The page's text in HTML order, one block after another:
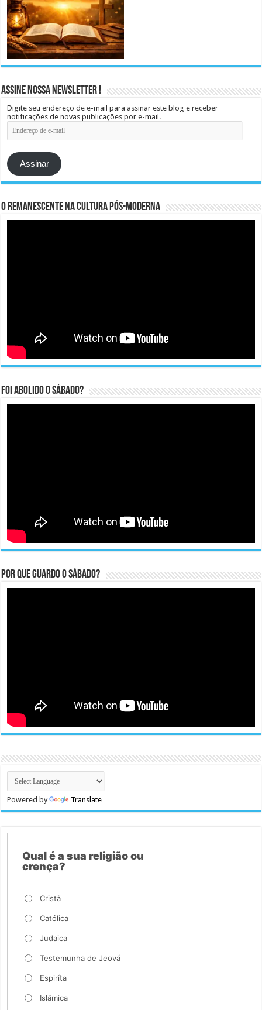
Assine Nossa Newsletter !
Digite seu endereço de e-mail para assinar este blog e receber
notificações de novas publicações por e-mail.
Endereço
de
mail
Assinar
O remanescente na cultura pós-moderna
Foi abolido o sábado?
Por que guardo o Sábado?
Powered by Translate
Qual é a sua religião ou
crença?
Cristã
Católica
Judaica
Testemunha de Jeová
Espiríta
Islâmica